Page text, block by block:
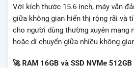
Với kích thước 15.6 inch, máy vẫn
giữa không gian hiển thị rộng rãi và
cho người dùng thường xuyên mang
hoặc di chuyển giữa nhiều không
🚀 RAM 16GB và SSD NVMe